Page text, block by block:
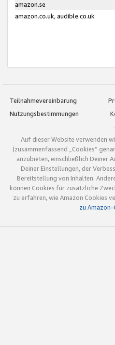
amazon.se
amazon.co.uk, audible.co.uk
Teilnahmevereinbarung
Nutzungsbestimmungen
Auf dieser Website verwenden
(zusammenfassend „Cookies“
anzubieten, einschließlich Deiner
Deiner Einstellungen, der
Bereitstellung von Inhalten.
können Cookies für zusätzliche
zu erfahren, wie Amazon Cookies
zu Amazon-